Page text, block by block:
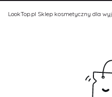
LookTop.pl Sklep kosmetyczny dla